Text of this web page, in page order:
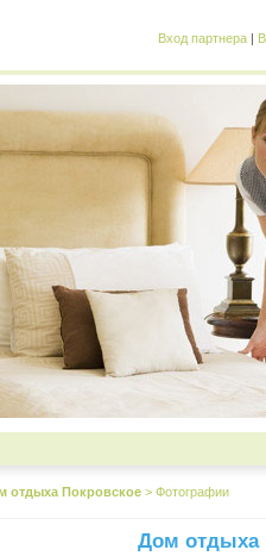
Вход партнера |
отдыха Покровское > Фотографии
Дом отдыха